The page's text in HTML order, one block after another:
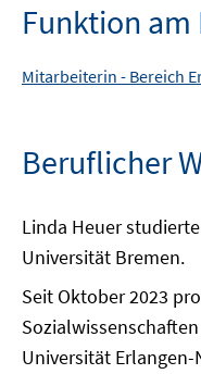
Funktion am
Mitarbeiterin - Bereich
Beruflicher
Linda Heuer
Universität Bremen.
Seit Oktober 2023
Universität